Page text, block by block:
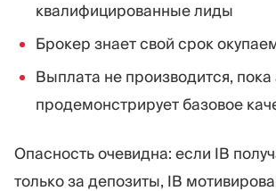
квалифицированные лиды
Брокер знает свой срок
Выплата не производится, пока
продемонстрирует базовое
Опасность очевидна: если IB
только за депозиты, IB